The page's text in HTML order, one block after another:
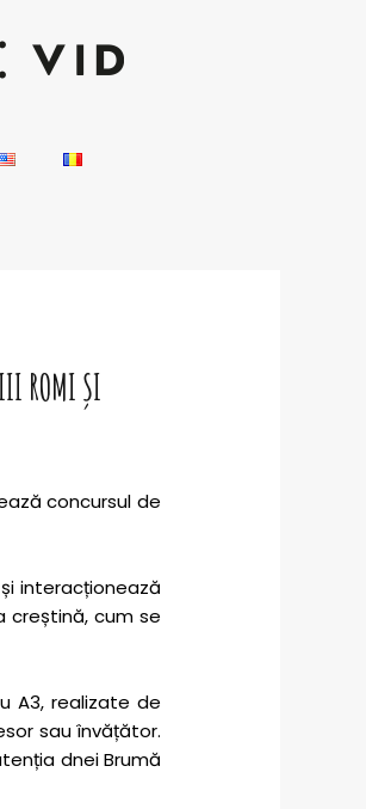
ROMI ȘI
concursul de
interacționează
creștină, cum se
A3, realizate de
sau învățător.
dnei Brumă